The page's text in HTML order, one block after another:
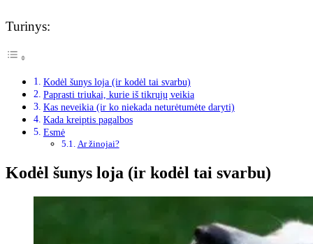
Turinys:
Kodėl šunys loja (ir kodėl tai svarbu)
Paprasti triukai, kurie iš tikrųjų veikia
Kas neveikia (ir ko niekada neturėtumėte daryti)
Kada kreiptis pagalbos
Esmė
Ar žinojai?
Kodėl šunys loja (ir kodėl tai svarbu)